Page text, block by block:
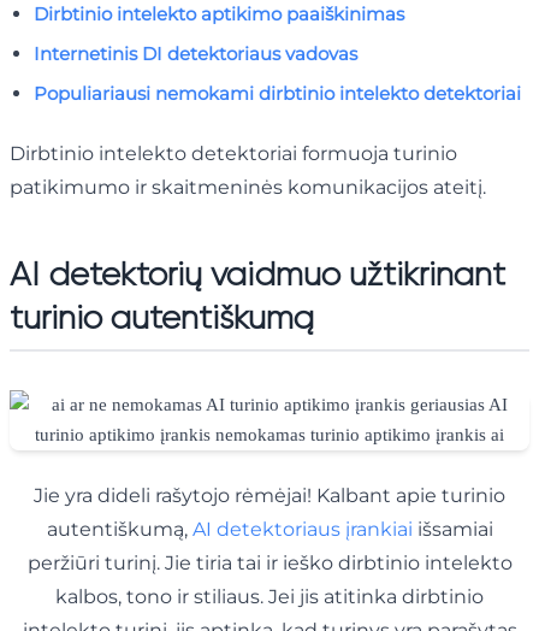
Dirbtinio intelekto aptikimo paaiškinimas
Internetinis DI detektoriaus vadovas
Populiariausi nemokami dirbtinio intelekto detektoriai
Dirbtinio intelekto detektoriai formuoja turinio
patikimumo ir skaitmeninės komunikacijos ateitį.
AI detektorių vaidmuo užtikrinant
turinio autentiškumą
Jie yra dideli rašytojo rėmėjai! Kalbant apie turinio
autentiškumą, AI detektoriaus įrankiai išsamiai
peržiūri turinį. Jie tiria tai ir ieško dirbtinio intelekto
kalbos, tono ir stiliaus. Jei jis atitinka dirbtinio